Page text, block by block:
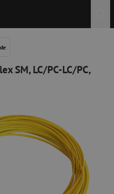
SM, LC/PC-LC/PC,